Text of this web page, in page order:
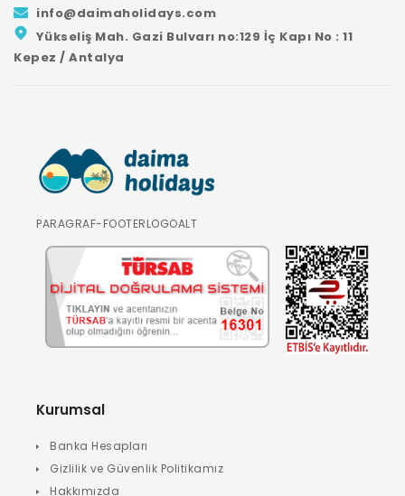
info@daimaholidays.com
Yükseliş Mah. Gazi Bulvarı no:129 İç Kapı No : 11
Kepez / Antalya
PARAGRAF-FOOTERLOGOALT
Kurumsal
Banka Hesapları
Gizlilik ve Güvenlik Politikamız
Hakkımızda